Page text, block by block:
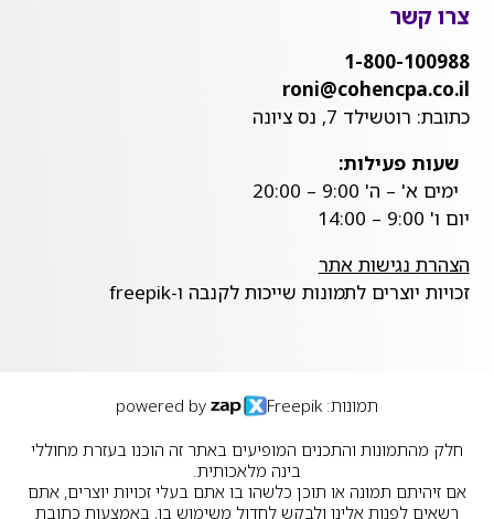
צרו קשר
1-800-100988
roni@cohencpa.co.il
כתובת: רוטשילד 7, נס ציונה
שעות פעילות:
ימים א' – ה' 9:00 – 20:00
יום ו' 9:00 – 14:00
הצהרת נגישות אתר
זכויות יוצרים לתמונות שייכות לקנבה ו-freepik
תמונות: Freepik powered by
חלק מהתמונות והתכנים המופיעים באתר זה הוכנו בעזרת מחוללי
בינה מלאכותית.
אם זיהיתם תמונה או תוכן כלשהו בו אתם בעלי זכויות יוצרים, אתם
רשאים לפנות אלינו ולבקש לחדול משימוש בו, באמצעות כתובת